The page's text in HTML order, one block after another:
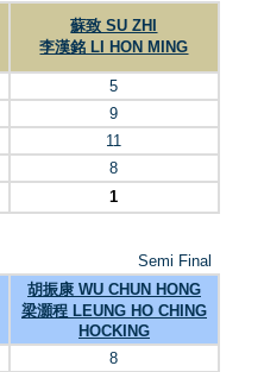
蘇致 SU ZHI
李漢銘 LI HON MING
5
9
11
8
1
Semi Final
胡振康 WU CHUN HONG
梁灝程 LEUNG HO CHING
HOCKING
8